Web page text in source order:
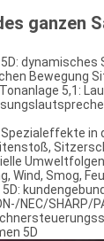
ganzen
dynamisches
Bewegung
5,1:
in
Wind, Smog,
NEC/SHARP/
5D